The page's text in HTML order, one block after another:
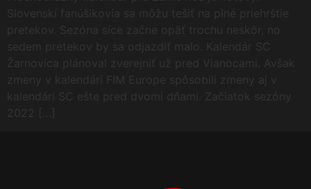
Slovenskí fanúšikovia sa môžu tešiť na plné priehrštie
pretekov. Sezóna síce začne opäť trochu neskôr, no
sedem pretekov by sa odjazdiť malo. Kalendár SC
Žarnovica plánoval zverejniť už pred Vianocami. Avšak
zmeny v kalendári FIM Europe spôsobili zmeny aj v
kalendári SC ešte pred dvomi dňami. Začiatok sezóny
2022 […]